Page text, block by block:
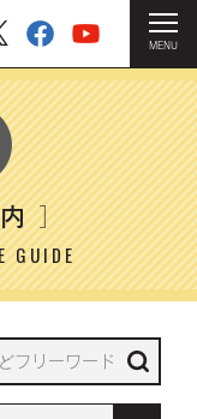
MENU
］
GUIDE